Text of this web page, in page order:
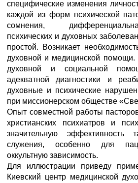
специфические изменения
каждой из форм психической
сомнения,
психических и духовных
простой. Возникает
духовной и медицинской помощи.
духовной и социальной
адекватной диагностики и
духовные и психические
при миссионерском обществе
Опыт совместной работы
христианских психиатров и
значительную эффективность
служения, особенно для
оккультную зависимость.
Для иллюстрации приведу
Киевский центр медицинской